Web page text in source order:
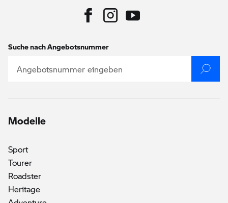
Suche nach Angebotsnummer
Modelle
Sport
Tourer
Roadster
Heritage